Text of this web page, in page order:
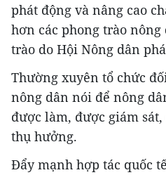
phát động và nâng cao
hơn các phong trào
trào do Hội Nông dân
Thường xuyên tổ chức
nông dân nói để nông
được làm, được giám
thụ hưởng.
Đẩy mạnh hợp tác quốc